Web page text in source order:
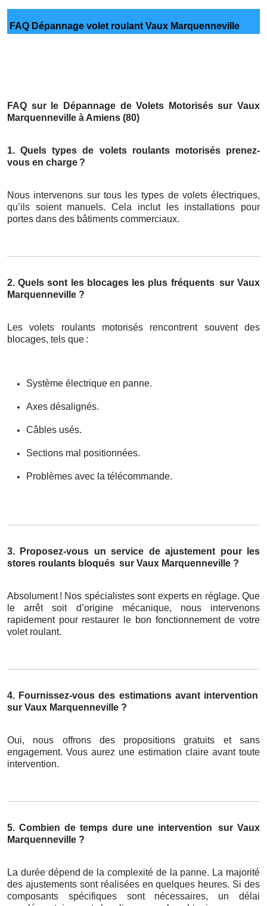
FAQ Dépannage volet roulant Vaux Marquenneville
FAQ sur le Dépannage de Volets Motorisés sur Vaux
Marquenneville à Amiens (80)
1. Quels types de volets roulants motorisés prenez-
vous en charge ?
Nous intervenons sur tous les types de volets électriques,
qu’ils soient manuels. Cela inclut les installations pour
portes dans des bâtiments commerciaux.
2. Quels sont les blocages les plus fréquents sur Vaux
Marquenneville ?
Les volets roulants motorisés rencontrent souvent des
blocages, tels que :
Système électrique en panne.
Axes désalignés.
Câbles usés.
Sections mal positionnées.
Problèmes avec la télécommande.
3. Proposez-vous un service de ajustement pour les
stores roulants bloqués sur Vaux Marquenneville ?
Absolument ! Nos spécialistes sont experts en réglage. Que
le arrêt soit d’origine mécanique, nous intervenons
rapidement pour restaurer le bon fonctionnement de votre
volet roulant.
4. Fournissez-vous des estimations avant intervention
sur Vaux Marquenneville ?
Oui, nous offrons des propositions gratuits et sans
engagement. Vous aurez une estimation claire avant toute
intervention.
5. Combien de temps dure une intervention
sur Vaux
Marquenneville ?
La durée dépend de la complexité de la panne. La majorité
des ajustements sont réalisées en quelques heures. Si des
composants spécifiques sont nécessaires, un délai